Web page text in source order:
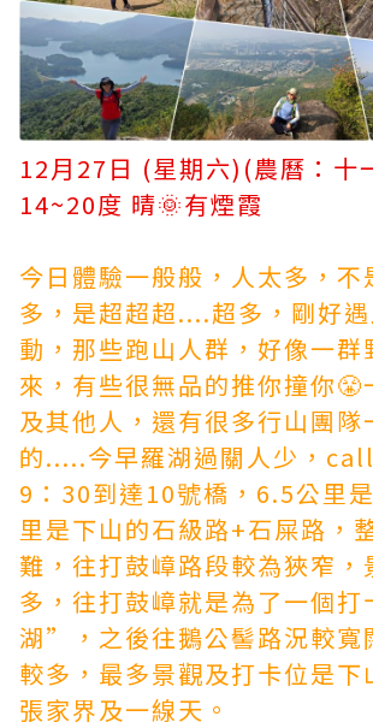
12月27日 (星期六)(農曆：十
14~20度 晴🌞有煙霞
今日體驗一般般，人太多，不
多，是超超超....超多，剛好
動，那些跑山人群，好像一群
來，有些很無品的推你撞你😤
及其他人，還有很多行山團隊
的.....今早羅湖過關人少，call
9：30到達10號橋，6.5公里
里是下山的石級路+石屎路，
難，往打鼓嶂路段較為狹窄，
多，往打鼓嶂就是為了一個
湖”，之後往鵝公髻路況較寬
較多，最多景觀及打卡位是下
張家界及一線天。